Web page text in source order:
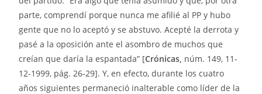
parte, comprendí porque nunca me afilié al PP y hubo
gente que no lo aceptó y se abstuvo. Acepté la derrota y
pasé a la oposición ante el asombro de muchos que
creían que daría la espantada” [Crónicas, núm. 149, 11-
12-1999, pág. 26-29]. Y, en efecto, durante los cuatro
años siguientes permaneció inalterable como líder de la